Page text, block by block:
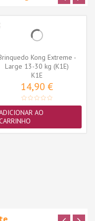
Kong Extreme -
Large 13-30 kg (K1E)
K1E
14,90 €
AO